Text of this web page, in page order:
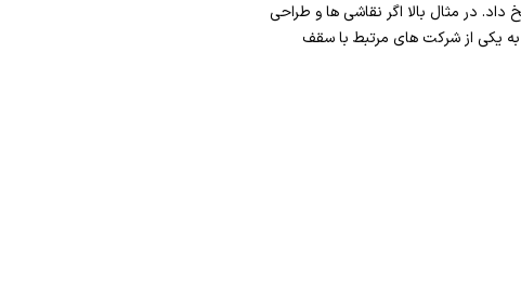
در مثال بالا اگر نقاشی ها و طراحی
یکی از شرکت های مرتبط با سقف